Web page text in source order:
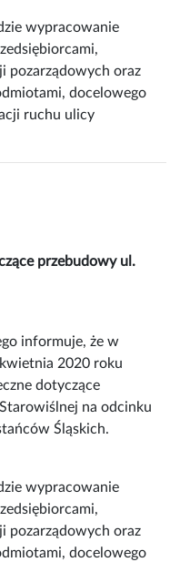
wypracowanie
pozarządowych oraz
docelowego
ruchu ulicy
przebudowy ul.
informuje, że w
2020 roku
dotyczące
na odcinku
Śląskich.
wypracowanie
pozarządowych oraz
docelowego